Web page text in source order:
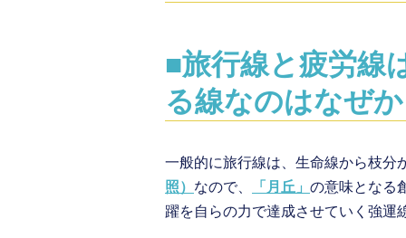
■旅行線と疲労線
る線なのはなぜ
一般的に旅行線は、生命線から枝分
照） なので、 「 月丘 」 の意味となる
躍を自らの力で達成させていく強運